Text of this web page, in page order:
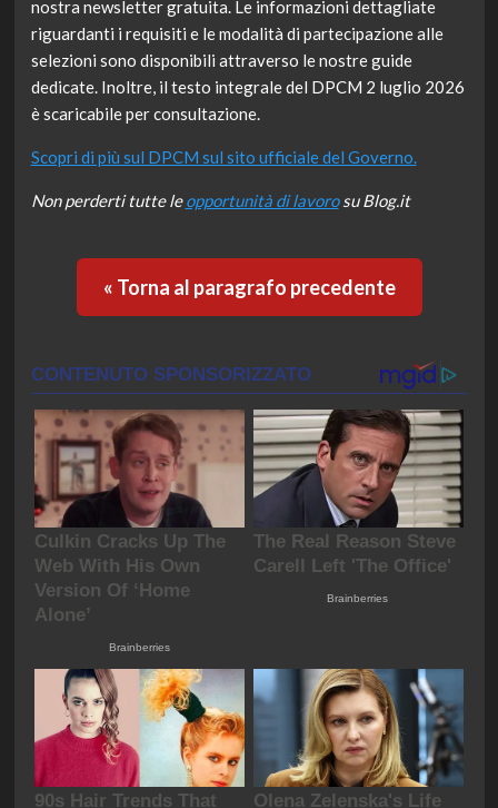
nostra newsletter gratuita. Le informazioni dettagliate
riguardanti i requisiti e le modalità di partecipazione alle
selezioni sono disponibili attraverso le nostre guide
dedicate. Inoltre, il testo integrale del DPCM 2 luglio 2026
è scaricabile per consultazione.
Scopri di più sul DPCM sul sito ufficiale del Governo.
Non perderti tutte leopportunità di lavorosu Blog.it
« Torna al paragrafo precedente